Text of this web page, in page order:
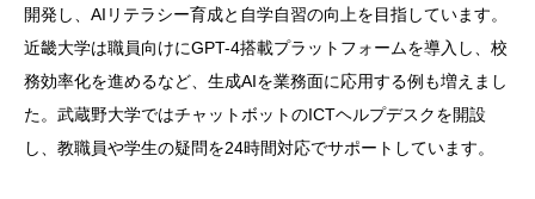
開発し、AIリテラシー育成と自学自習の向上を目指しています。
近畿大学は職員向けにGPT-4搭載プラットフォームを導入し、校
務効率化を進めるなど、生成AIを業務面に応用する例も増えまし
た。武蔵野大学ではチャットボットのICTヘルプデスクを開設
し、教職員や学生の疑問を24時間対応でサポートしています。